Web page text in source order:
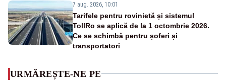
7 aug. 2026, 10:01
Tarifele pentru rovinietă și sistemul
TollRo se aplică de la 1 octombrie 2026.
Ce se schimbă pentru șoferi și
transportatori
URMĂREȘTE-NE PE